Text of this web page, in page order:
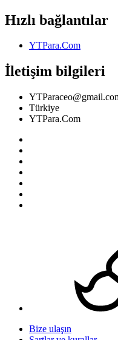
Hızlı bağlantılar
YTPara.Com
İletişim bilgileri
Türkiye
YTPara.Com
Bize ulaşın